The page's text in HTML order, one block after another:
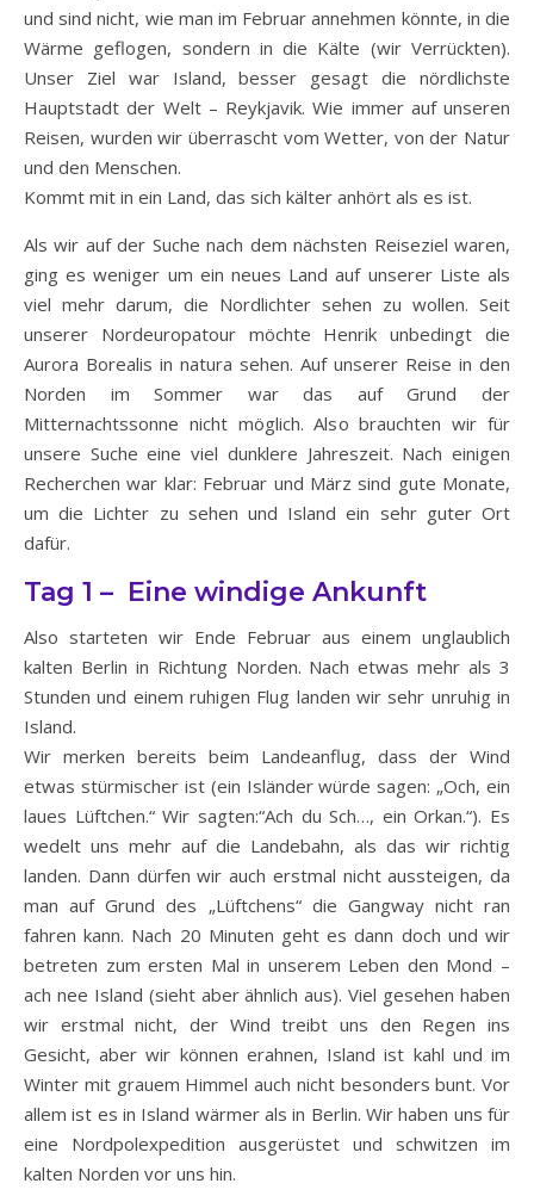
und sind nicht, wie man im Februar annehmen könnte, in die
Wärme geflogen, sondern in die Kälte (wir Verrückten).
Unser Ziel war Island, besser gesagt die nördlichste
Hauptstadt der Welt – Reykjavik. Wie immer auf unseren
Reisen, wurden wir überrascht vom Wetter, von der Natur
und den Menschen.
Kommt mit in ein Land, das sich kälter anhört als es ist.
Als wir auf der Suche nach dem nächsten Reiseziel waren,
ging es weniger um ein neues Land auf unserer Liste als
viel mehr darum, die Nordlichter sehen zu wollen. Seit
unserer Nordeuropatour möchte Henrik unbedingt die
Aurora Borealis in natura sehen. Auf unserer Reise in den
Norden im Sommer war das auf Grund der
Mitternachtssonne nicht möglich. Also brauchten wir für
unsere Suche eine viel dunklere Jahreszeit. Nach einigen
Recherchen war klar: Februar und März sind gute Monate,
um die Lichter zu sehen und Island ein sehr guter Ort
dafür.
Tag 1 – Eine windige Ankunft
Also starteten wir Ende Februar aus einem unglaublich
kalten Berlin in Richtung Norden. Nach etwas mehr als 3
Stunden und einem ruhigen Flug landen wir sehr unruhig in
Island.
Wir merken bereits beim Landeanflug, dass der Wind
etwas stürmischer ist (ein Isländer würde sagen: „Och, ein
laues Lüftchen.“ Wir sagten:“Ach du Sch…, ein Orkan.“). Es
wedelt uns mehr auf die Landebahn, als das wir richtig
landen. Dann dürfen wir auch erstmal nicht aussteigen, da
man auf Grund des „Lüftchens“ die Gangway nicht ran
fahren kann. Nach 20 Minuten geht es dann doch und wir
betreten zum ersten Mal in unserem Leben den Mond –
ach nee Island (sieht aber ähnlich aus). Viel gesehen haben
wir erstmal nicht, der Wind treibt uns den Regen ins
Gesicht, aber wir können erahnen, Island ist kahl und im
Winter mit grauem Himmel auch nicht besonders bunt. Vor
allem ist es in Island wärmer als in Berlin. Wir haben uns für
eine Nordpolexpedition ausgerüstet und schwitzen im
kalten Norden vor uns hin.